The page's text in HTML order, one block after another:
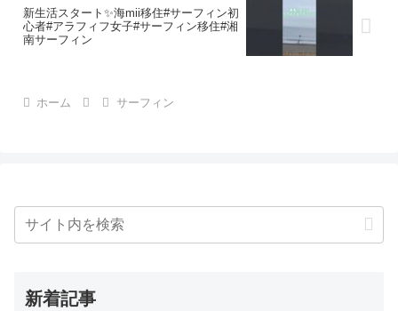
新生活スタート✨海mii移住#サーフィン初
心者#アラフィフ女子#サーフィン移住#湘
南サーフィン
ホーム サーフィン
新着記事